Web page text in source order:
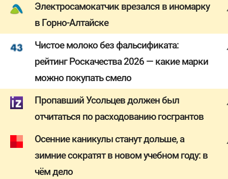
Электросамокатчик врезался в иномарку
в Горно-Алтайске
Чистое молоко без фальсификата:
рейтинг Роскачества 2026 — какие марки
можно покупать смело
Пропавший Усольцев должен был
отчитаться по расходованию госгрантов
Осенние каникулы станут дольше, а
зимние сократят в новом учебном году: в
чём дело